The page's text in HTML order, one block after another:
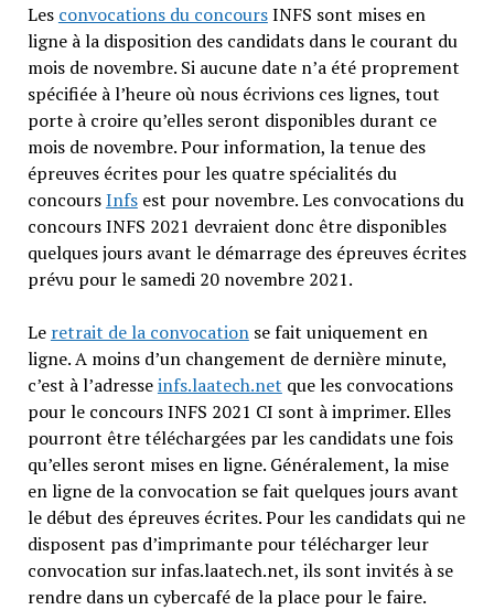
Les convocations du concoursINFS sont mises en
ligne à la disposition des candidats dans le courant du
mois de novembre. Si aucune date n’a été proprement
spécifiée à l’heure où nous écrivions ces lignes, tout
porte à croire qu’elles seront disponibles durant ce
mois de novembre. Pour information, la tenue des
épreuves écrites pour les quatre spécialités du
concoursInfsest pour novembre. Les convocations du
concours INFS 2021 devraient donc être disponibles
quelques jours avant le démarrage des épreuves écrites
prévu pour le samedi 20 novembre 2021.
Le retrait de la convocationse fait uniquement en
ligne. A moins d’un changement de dernière minute,
c’est à l’adresseinfs.laatech.net que les convocations
pour le concours INFS 2021 CI sont à imprimer. Elles
pourront être téléchargées par les candidats une fois
qu’elles seront mises en ligne. Généralement, la mise
en ligne de la convocation se fait quelques jours avant
le début des épreuves écrites. Pour les candidats qui ne
disposent pas d’imprimante pour télécharger leur
convocation sur infas.laatech.net, ils sont invités à se
rendre dans un cybercafé de la place pour le faire.